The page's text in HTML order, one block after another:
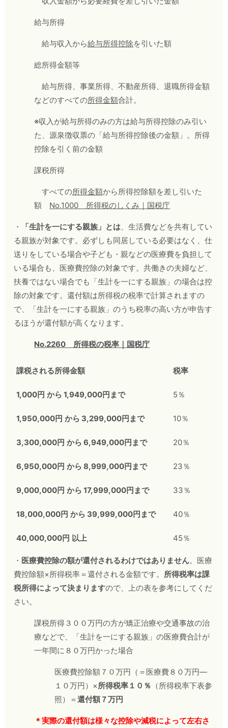
給与所得
給与収入から給与所得控除を引いた額
総所得金額等
給与所得、事業所得、不動産所得、退職所得金額
などのすべての所得金額合計。
※収入が給与所得のみの方は給与所得控除のみ引い
た、源泉徴収票の「給与所得控除後の金額」。所得
控除を引く前の金額
課税所得
すべての所得金額から所得控除額を差し引いた
額 No.1000 所得税のしくみ｜国税庁
・ 「生計を一にする親族」とは 、生活費などを共有してい
る親族が対象です。必ずしも同居している必要はなく、仕
送りをしている場合や子ども・親などの医療費を負担して
いる場合も、医療費控除の対象です。共働きの夫婦など、
扶養ではない場合でも「生計を一にする親族」の場合は控
除の対象です。還付額は所得税の税率で計算されますの
で、「生計を一にする親族」のうち税率の高い方が申告す
るほうが還付額が高くなります。
No.2260 所得税の税率｜国税庁
課税される所得金額 税率
1,000円 から 1,949,000円まで 5％
1,950,000円 から 3,299,000円まで 10％
3,300,000円 から 6,949,000円まで 20％
6,950,000円 から 8,999,000円まで 23％
9,000,000円 から 17,999,000円まで 33％
18,000,000円 から 39,999,000円まで 40％
40,000,000円 以上 45％
・ 医療費控除の額が還付されるわけではありません。医療
費控除額×所得税率＝還付される金額です。 所得税率は課
税所得によって決まりますので、上の表を参考にしてくだ
さい。
課税所得３００万円の方が矯正治療や交通事故の治
療などで、「生計を一にする親族」の医療費合計が
一年間に８０万円かった場合
医療費控除額７０万円（＝医療費８０万円―
１０万円）×所得税率１０％ （所得税率下表参
照）＝還付額７万円
＊実際の還付額は様々な控除や減税によって左右さ